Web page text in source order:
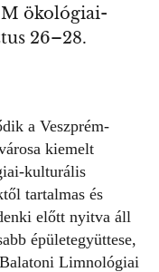
ökológiai-
26–28.
a Veszprém-
kiemelt
kulturális
tartalmas és
előtt nyitva áll
épületegyüttese,
Balatoni Limnológiai